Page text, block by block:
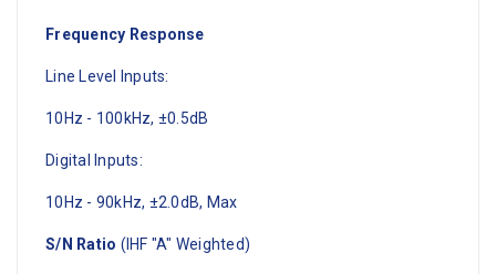
Frequency Response
Line Level Inputs:
10Hz - 100kHz, ±0.5dB
Digital Inputs:
10Hz - 90kHz, ±2.0dB, Max
S/N Ratio (IHF "A" Weighted)